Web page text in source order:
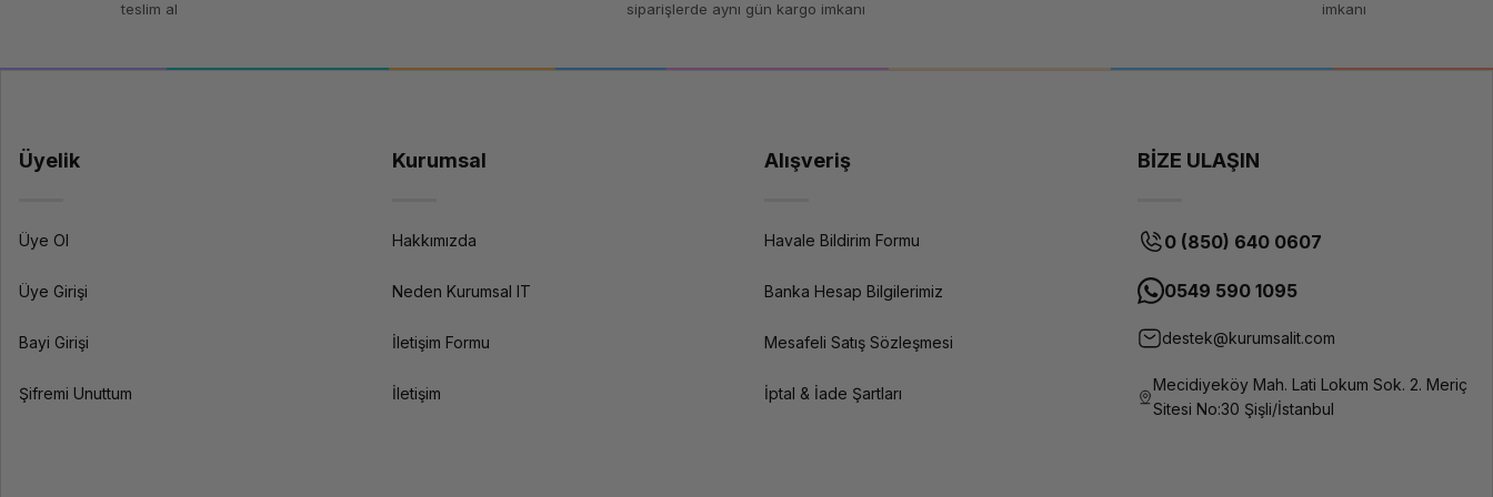
teslim al
siparişlerde aynı gün kargo imkanı
imkanı
Üyelik
Üye Ol
Üye Girişi
Bayi Girişi
Şifremi Unuttum
Kurumsal
Hakkımızda
Neden Kurumsal IT
İletişim Formu
İletişim
Alışveriş
Havale Bildirim Formu
Banka Hesap Bilgilerimiz
Mesafeli Satış Sözleşmesi
İptal & İade Şartları
BİZE ULAŞIN
0 (850) 640 0607
0549 590 1095
destek@kurumsalit.com
Mecidiyeköy Mah. Lati Lokum Sok. 2. Meriç
Sitesi No:30 Şişli/İstanbul